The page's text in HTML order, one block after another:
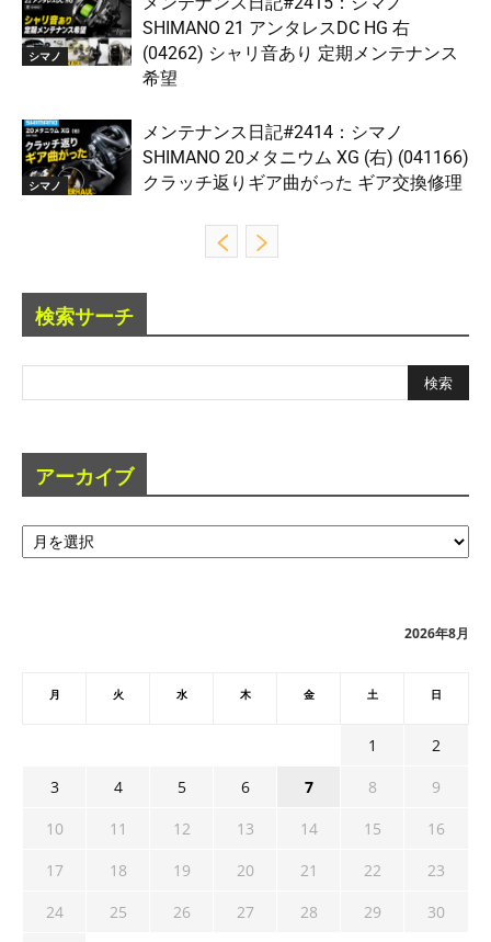
シマノ
SHIMANO 21 アンタレスDC HG 右
(04262) シャリ音あり 定期メンテナンス
希望
シマノ
メンテナンス日記#2414：シマノ
SHIMANO 20メタニウム XG (右) (041166)
クラッチ返りギア曲がった ギア交換修理
検索サーチ
アーカイブ
ア
ー
2026年8月
月 火 水 木 金 土 日
1
2
3
4 5 6 7 8
9
10
11 12 13 14 15
16
17
18 19 20 21 22
23
24
25 26 27 28 29
30